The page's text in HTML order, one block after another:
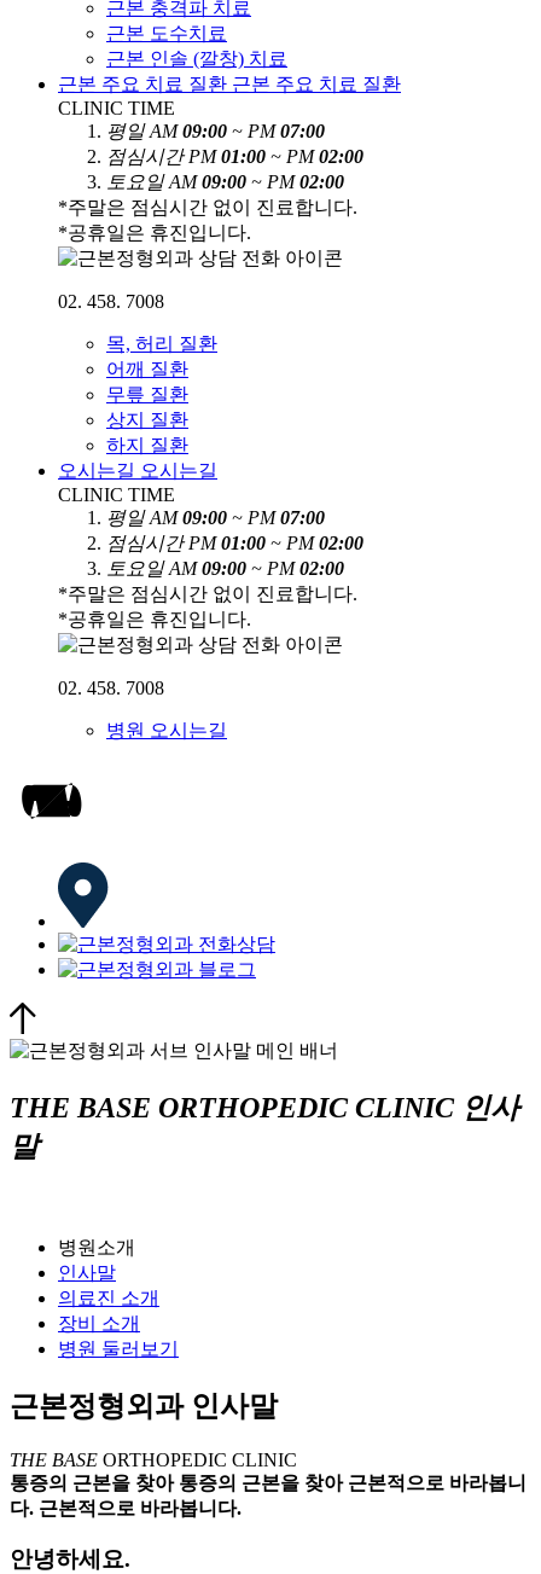
근본 충격파 치료
근본 도수치료
근본 인솔 (깔창) 치료
근본 주요 치료 질환 근본 주요 치료 질환
CLINIC TIME
평일 AM09:00 ~ PM07:00
점심시간 PM01:00 ~ PM02:00
토 요일 AM09:00 ~ PM02:00
*주말은 점심시간 없이 진료합니다.
*공휴일은 휴진입니다.
02. 458. 7008
목, 허리 질환
어깨 질환
무릎 질환
상지 질환
하지 질환
오시는길 오시는길
CLINIC TIME
평일 AM09:00 ~ PM07:00
점심시간 PM01:00 ~ PM02:00
토 요일 AM09:00 ~ PM02:00
*주말은 점심시간 없이 진료합니다.
*공휴일은 휴진입니다.
02. 458. 7008
병원 오시는길
THE BASE ORTHOPEDIC CLINIC 인사
말
병원소개
인사말
의료진 소개
장비 소개
병원 둘러보기
근본정형외과 인사말
THE BASE ORTHOPEDIC CLINIC
통증의 근본을 찾아 통증의 근본을 찾아 근본적으로 바라봅니
다. 근본적으로 바라봅니다.
안녕하세요.